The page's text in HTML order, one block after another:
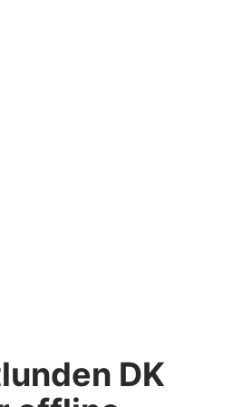
DK